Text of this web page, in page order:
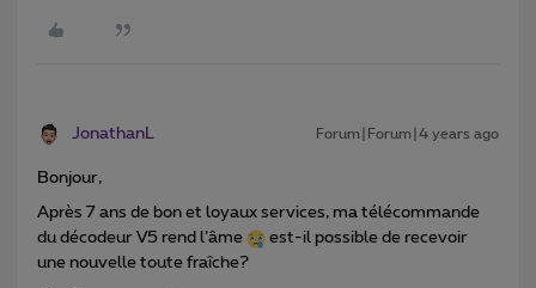
JonathanL Forum|Forum|4 years ago
Bonjour,
Après 7 ans de bon et loyaux services, ma télécommande
du décodeur V5 rend l’âme
est-il possible de recevoir
une nouvelle toute fraîche?